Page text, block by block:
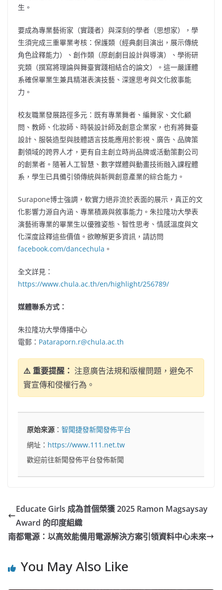
生。
要成為專業藝術家（實踐者）與深刻的學者（思想家），學
生須完成三重畢業考核：保護類（經典劇目演出，展示傳統
角色詮釋能力）、創作類（原創劇目設計與導演）、學術研
究類（撰寫將理論與舞臺實踐相結合的論文）。這一嚴謹體
系確保畢業生兼具精湛表演技藝、深邃思考與文化敘事能
力。
校友職業發展路徑多元：既有專業舞者、編舞家、文化顧
問、教師、化妝師、時裝設計師及創意企業家，也有將舞臺
設計、服裝造型與肢體語言技能應用於影視、廣告、品牌策
劃領域的跨界人才，更有自主創立時尚品牌或活動策劃公司
的創業者。隨著人工智慧、數字媒體與動畫技術融入課程體
系，學生已具備引領傳統與新興創意產業的綜合能力。
Surapone博士強調，軟實力絕非流於表面的展示，真正的文
化影響力源自內涵、專業積澱與敘事能力。朱拉隆功大學表
演藝術專業的畢業生以優雅姿態、智性思考、情感溫度與文
化深度詮釋這些價值。欲瞭解更多資訊，請訪問
facebook.com/dancechula 。
全文詳見：
https://www.chula.ac.th/en/highlight/256789/
媒體聯系方式：
朱拉隆功大學傳播中心
電郵： Pataraporn.r@chula.ac.th
⚠️ 重要提醒： 注意廣告法規和版權問題，避免不
實宣傳和侵權行為。
原始來源 ：智聞捷發新聞發佈平台
網址： https://www.111.net.tw
歡迎前往新聞發佈平台發佈新聞
Educate Girls 成為首個榮獲 2025 Ramon Magsaysay
Award 的印度組織
南都電源：以高效能備用電源解決方案引領資料中心未來
You May Also Like